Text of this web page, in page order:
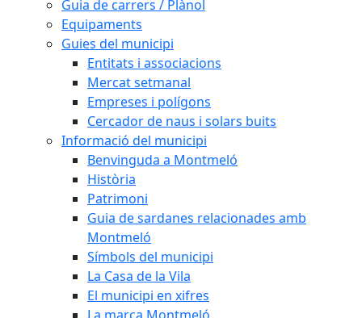
Guia de carrers / Plànol
Equipaments
Guies del municipi
Entitats i associacions
Mercat setmanal
Empreses i polígons
Cercador de naus i solars buits
Informació del municipi
Benvinguda a Montmeló
Història
Patrimoni
Guia de sardanes relacionades amb
Montmeló
Símbols del municipi
La Casa de la Vila
El municipi en xifres